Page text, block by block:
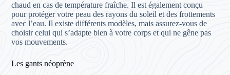
chaud en cas de température fraîche. Il est également conçu
pour protéger votre peau des rayons du soleil et des frottements
avec l’eau. Il existe différents modèles, mais assurez-vous de
choisir celui qui s’adapte bien à votre corps et qui ne gêne pas
vos mouvements.
Les gants néoprène